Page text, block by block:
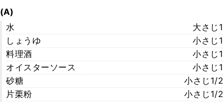
(A)
水
大さじ1
しょうゆ
小さじ1
料理酒
小さじ1
オイスターソース
小さじ1
砂糖
小さじ1/2
片栗粉
小さじ1/2